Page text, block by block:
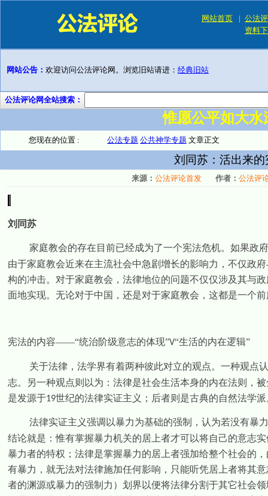
网站首页 | 公法
资料
网站公告： 欢迎访问公法评论网。浏览旧站请进： 经典旧站
公法评论网全站搜索：
惟愿公平如大
您现在的位置 : 公法专题 公共神学专题 文章正文
刘同苏：活出来
来源： 公法评论首发 作者： 公法评
刘同苏
家庭教会的存在目前已经成为了一个宪法危机。如果政
由于家庭教会近来在主流社会中急剧增长的影响力，不仅政
构的冲击。对于家庭教会，法律地位的问题不仅仅涉及其与
面地实现。无论对于中国，还是对于家庭教会，这都是一个
宪法的内容——“统治阶级意志的体现”V“生活的内在逻辑”
关于法律，法学界有着两种彼此对立的观点。一种观点
志。另一种观点则以为：法律是社会生活本身的内在法则，
是发源于19世纪的法律实证主义；后者则是古典的自然法学派
法律实证主义强调以暴力为基础的强制，认为若没有暴
结论就是：惟有掌握暴力机关的居上者才可以将自己的意志
暴力者的特权；法律是掌握暴力的居上者强加给整个社会的
有暴力，就无法对法律施加任何影响，只能听凭居上者将其
者的渊源或暴力的强制力）划界以便将法律分割于其它社会